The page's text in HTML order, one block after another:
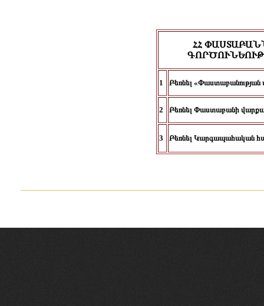
ՀՀ
1 Բեռնել «Փաստաբանության
2 Բեռնել Փաստաբանի
3 Բեռնել Կարգապահական